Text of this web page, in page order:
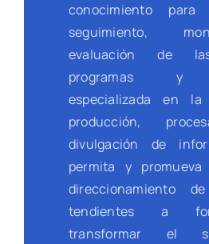
conocimiento
seguimiento,
evaluación de
programas y
especializada en la
producción,
divulgación de
permita y
direccionamiento
tendientes a
transformar el